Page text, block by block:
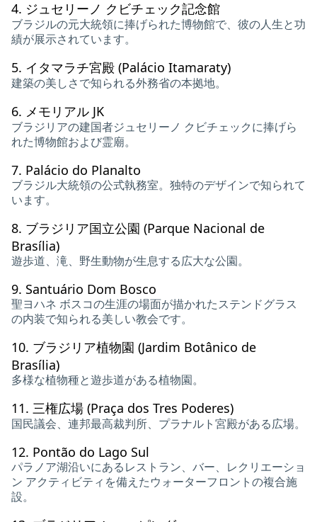
4. ジュセリーノ クビチェック記念館
ブラジルの元大統領に捧げられた博物館で、彼の人生と功
績が展示されています。
5. イタマラチ宮殿 (Palácio Itamaraty)
建築の美しさで知られる外務省の本拠地。
6. メモリアル JK
ブラジリアの建国者ジュセリーノ クビチェックに捧げら
れた博物館および霊廟。
7. Palácio do Planalto
ブラジル大統領の公式執務室。独特のデザインで知られて
います。
8. ブラジリア国立公園 (Parque Nacional de
Brasília)
遊歩道、滝、野生動物が生息する広大な公園。
9. Santuário Dom Bosco
聖ヨハネ ボスコの生涯の場面が描かれたステンドグラス
の内装で知られる美しい教会です。
10. ブラジリア植物園 (Jardim Botânico de
Brasília)
多様な植物種と遊歩道がある植物園。
11. 三権広場 (Praça dos Tres Poderes)
国民議会、連邦最高裁判所、プラナルト宮殿がある広場。
12. Pontão do Lago Sul
パラノア湖沿いにあるレストラン、バー、レクリエーショ
ン アクティビティを備えたウォーターフロントの複合施
設。